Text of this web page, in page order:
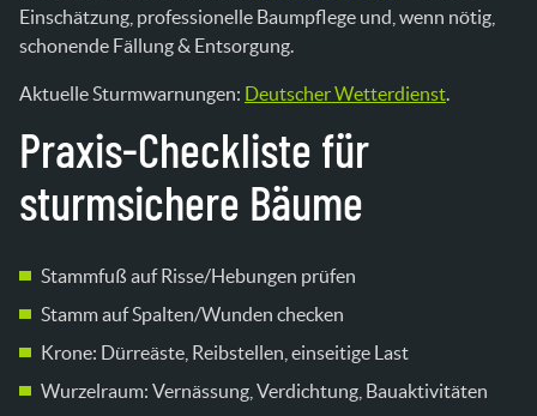
Einschätzung, professionelle Baumpflege und, wenn nötig,
schonende Fällung & Entsorgung.
Aktuelle Sturmwarnungen: Deutscher Wetterdienst
Praxis-Checkliste für
sturmsichere Bäume
Stammfuß auf Risse/Hebungen prüfen
Stamm auf Spalten/Wunden checken
Krone: Dürreäste, Reibstellen, einseitige Last
Wurzelraum: Vernässung, Verdichtung, Bauaktivitäten